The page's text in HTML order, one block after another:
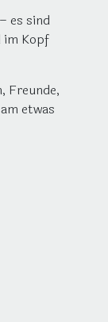
es sind
im Kopf
Freunde,
etwas